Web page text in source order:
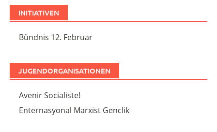
INITIATIVEN
Bündnis 12. Februar
JUGENDORGANISATIONEN
Avenir Socialiste!
Enternasyonal Marxist Genclik